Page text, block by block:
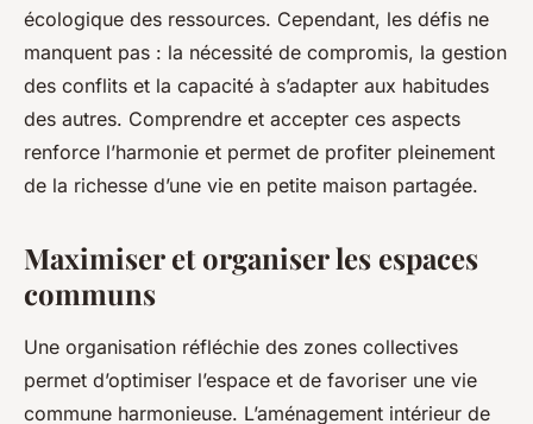
écologique des ressources. Cependant, les défis ne
manquent pas : la nécessité de compromis, la gestion
des conflits et la capacité à s’adapter aux habitudes
des autres. Comprendre et accepter ces aspects
renforce l’harmonie et permet de profiter pleinement
de la richesse d’une vie en petite maison partagée.
Maximiser et organiser les espaces
communs
Une organisation réfléchie des zones collectives
permet d’optimiser l’espace et de favoriser une vie
commune harmonieuse. L’aménagement intérieur de